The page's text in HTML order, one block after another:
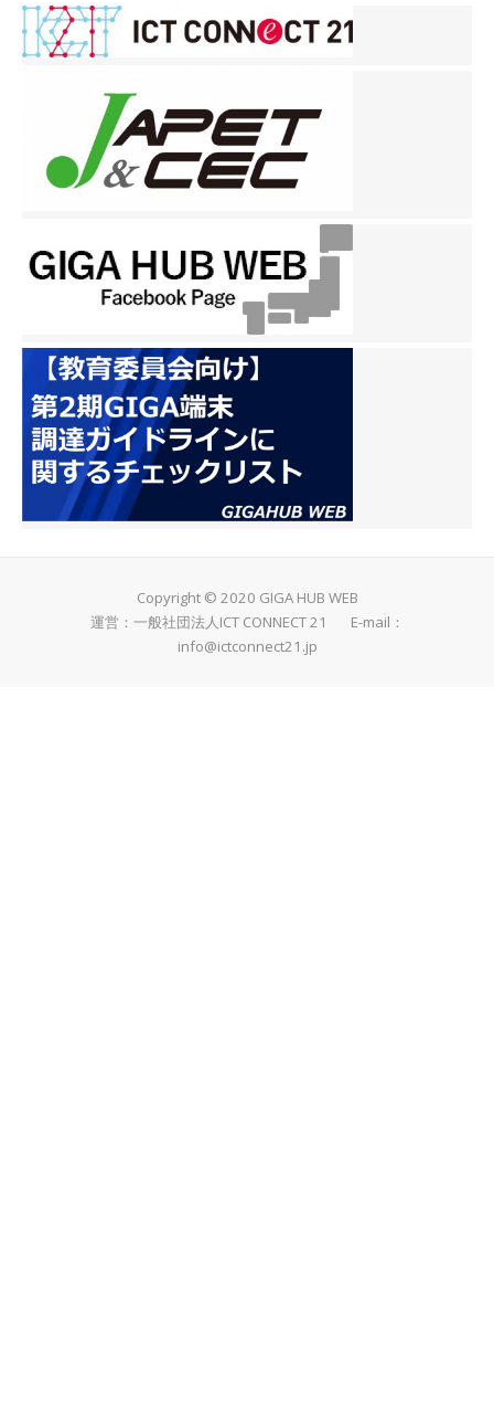
Copyright © 2020 GIGA HUB WEB
運営：一般社団法人ICT CONNECT 21 E-mail：
info@ictconnect21.jp